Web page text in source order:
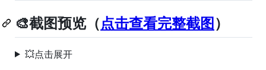
🎨截图预览（点击查看完整截图 ）
💥点击展开